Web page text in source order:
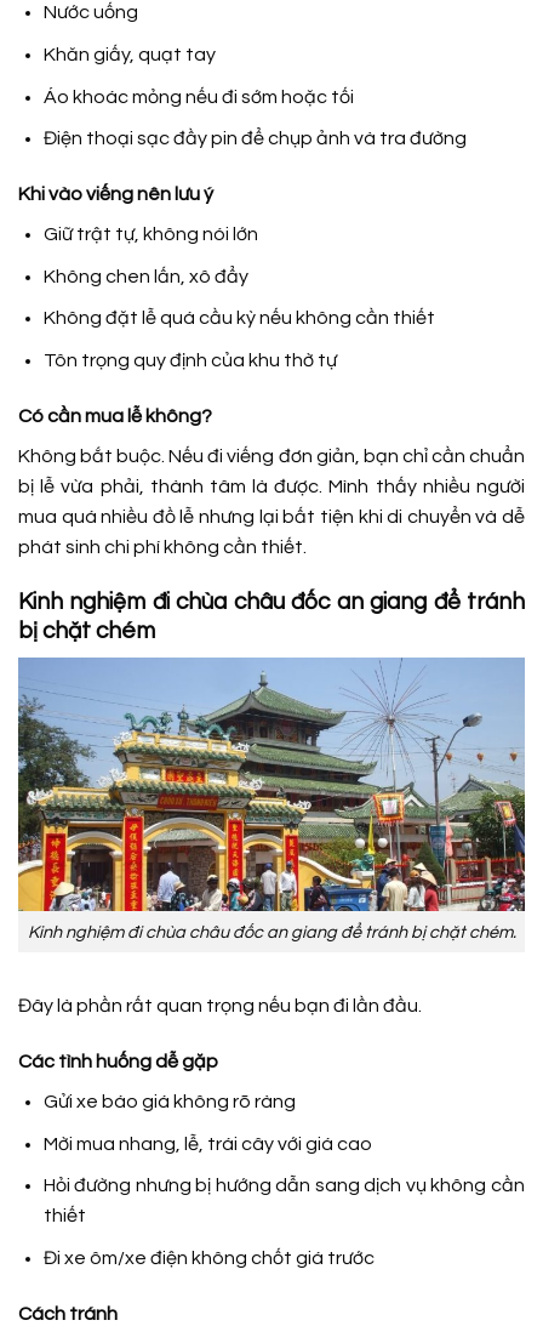
Nước uống
Khăn giấy, quạt tay
Áo khoác mỏng nếu đi sớm hoặc tối
Điện thoại sạc đầy pin để chụp ảnh và tra đường
Khi vào viếng nên lưu ý
Giữ trật tự, không nói lớn
Không chen lấn, xô đẩy
Không đặt lễ quá cầu kỳ nếu không cần thiết
Tôn trọng quy định của khu thờ tự
Có cần mua lễ không?
Không bắt buộc. Nếu đi viếng đơn giản, bạn chỉ cần chuẩn
bị lễ vừa phải, thành tâm là được. Mình thấy nhiều người
mua quá nhiều đồ lễ nhưng lại bất tiện khi di chuyển và dễ
phát sinh chi phí không cần thiết.
Kinh nghiệm đi chùa châu đốc an giang để tránh
bị chặt chém
Kinh nghiệm đi chùa châu đốc an giang để tránh bị chặt chém.
Đây là phần rất quan trọng nếu bạn đi lần đầu.
Các tình huống dễ gặp
Gửi xe báo giá không rõ ràng
Mời mua nhang, lễ, trái cây với giá cao
Hỏi đường nhưng bị hướng dẫn sang dịch vụ không cần
thiết
Đi xe ôm/xe điện không chốt giá trước
Cách tránh